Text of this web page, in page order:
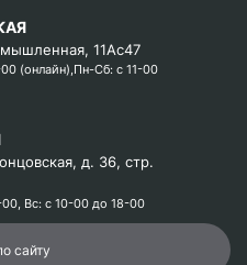
11Ас47
(онлайн),Пн-Сб: с 11-00
д. 36, стр.
Вс: с 10-00 до 18-00